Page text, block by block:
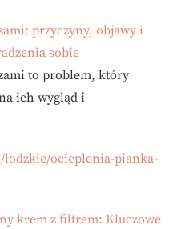
przyczyny, objawy i
sobie
to problem, który
ich wygląd i
ocieplenia-pianka-
krem z filtrem: Kluczowe